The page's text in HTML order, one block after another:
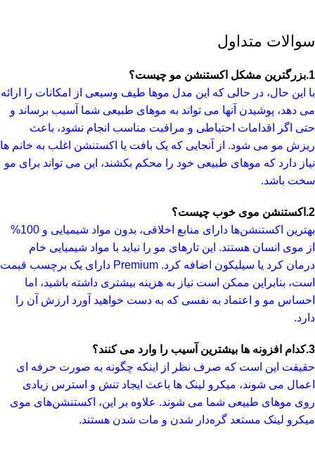
سوالات متداول
1.بزرگترین مشکل اکستنشن مو چیست؟
با این حال، در حالی که این مدل موها طیف وسیعی از امکانات را ارائه
می دهد، پوشیدن آنها می تواند به موهای طبیعی شما آسیب برساند و
حتی اگر اقدامات احتیاطی و مراقبت مناسب انجام نشود، باعث
ریزش مو می شود. از آنجایی که یک بافت یا اکستنشن اغلب به خانم ها
نیاز دارد که موهای طبیعی خود را محکم بکشند، این می تواند برای مو
سخت باشد.
2.اکستنشن موی خوب چیست؟
بهترین اکستنشن‌ها دارای منابع اخلاقی، بدون مواد شیمیایی و 100%
از موی انسان هستند. این تارهای مو را نباید با مواد شیمیایی خام
درمان کرد یا سیلیکون اضافه کرد. Premium دارای یک برچسب قیمت
است، بنابراین ممکن است نیاز به هزینه بیشتری داشته باشید، اما
احساس مو و اعتماد به نفسی که به دست خواهید آورد ارزش آن را
دارد.
3.کدام افزونه ها بیشترین آسیب را وارد می کنند؟
حقیقت این است که صرف نظر از اینکه چگونه به صورت حرفه ای
اعمال می شوند، میکرو لینک ها باعث ایجاد تنش و استرس زیادی
روی موهای طبیعی شما می شوند. علاوه بر این، اکستنشن‌های موی
میکرو لینک مستعد گره‌دار شدن و مات شدن هستند.